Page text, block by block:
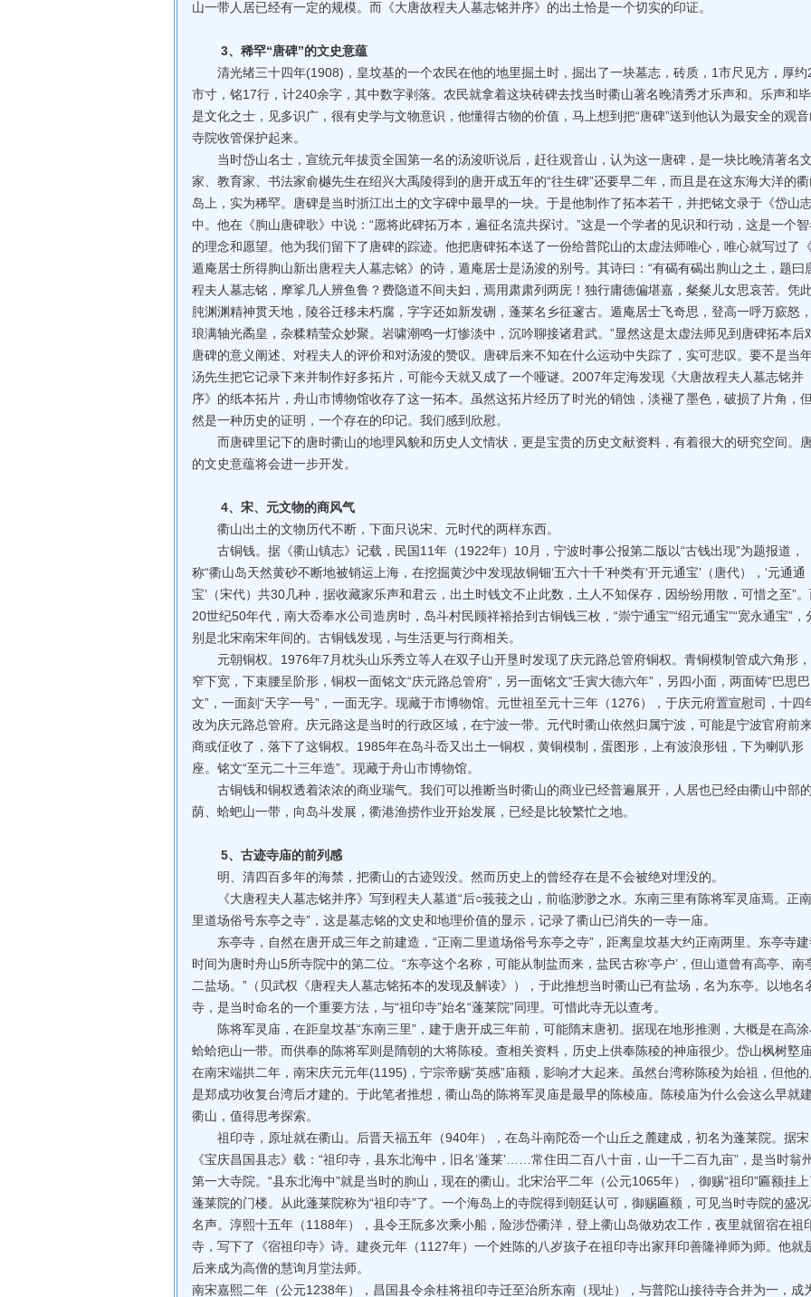
山一带人居已经有一定的规模。而《大唐故程夫人墓志铭并序》的出土恰是一个切实的印证。
3、稀罕“唐碑”的文史意蕴
清光绪三十四年(1908)，皇坟基的一个农民在他的地里掘土时，掘出了一块墓志，砖质，1市尺见方，厚约
市寸，铭17行，计240余字，其中数字剥落。农民就拿着这块砖碑去找当时衢山著名晚清秀才乐声和。乐声和
是文化之士，见多识广，很有史学与文物意识，他懂得古物的价值，马上想到把“唐碑”送到他认为最安全的观音
寺院收管保护起来。
当时岱山名士，宣统元年拔贡全国第一名的汤浚听说后，赶往观音山，认为这一唐碑，是一块比晚清著名
家、教育家、书法家俞樾先生在绍兴大禹陵得到的唐开成五年的“往生碑”还要早二年，而且是在这东海大洋的衢
岛上，实为稀罕。唐碑是当时浙江出土的文字碑中最早的一块。于是他制作了拓本若干，并把铭文录于《岱山志
中。他在《朐山唐碑歌》中说：“愿将此碑拓万本，遍征名流共探讨。”这是一个学者的见识和行动，这是一个
的理念和愿望。他为我们留下了唐碑的踪迹。他把唐碑拓本送了一份给普陀山的太虚法师唯心，唯心就写过了
遁庵居士所得朐山新出唐程夫人墓志铭》的诗，遁庵居士是汤浚的别号。其诗曰：“有碣有碣出朐山之土，题曰
程夫人墓志铭，摩挲几人辨鱼鲁？费隐道不间夫妇，焉用肃肃列两庑！独行庸德偏堪嘉，粲粲儿女思哀苦。凭
肫渊渊精神贯天地，陵谷迁移未朽腐，字字还如新发硎，蓬莱名乡征邃古。遁庵居士飞奇思，登高一呼万窾怒
琅满轴光矞皇，杂糅精莹众妙聚。岩啸潮鸣一灯惨淡中，沉吟聊接诸君武。”显然这是太虚法师见到唐碑拓本后
唐碑的意义阐述、对程夫人的评价和对汤浚的赞叹。唐碑后来不知在什么运动中失踪了，实可悲叹。要不是当
汤先生把它记录下来并制作好多拓片，可能今天就又成了一个哑谜。2007年定海发现《大唐故程夫人墓志铭并
序》的纸本拓片，舟山市博物馆收存了这一拓本。虽然这拓片经历了时光的销蚀，淡褪了墨色，破损了片角，
然是一种历史的证明，一个存在的印记。我们感到欣慰。
而唐碑里记下的唐时衢山的地理风貌和历史人文情状，更是宝贵的历史文献资料，有着很大的研究空间。
的文史意蕴将会进一步开发。
4、宋、元文物的商风气
衢山出土的文物历代不断，下面只说宋、元时代的两样东西。
古铜钱。据《衢山镇志》记载，民国11年（1922年）10月，宁波时事公报第二版以“古钱出现”为题报道，
称“衢山岛天然黄砂不断地被销运上海，在挖掘黄沙中发现故铜钿‘五六十千’种类有‘开元通宝’（唐代），‘元通通
宝’（宋代）共30几种，据收藏家乐声和君云，出土时钱文不止此数，土人不知保存，因纷纷用散，可惜之至”
20世纪50年代，南大岙奉水公司造房时，岛斗村民顾祥裕拾到古铜钱三枚，“崇宁通宝”“绍元通宝”“宽永通宝”，
别是北宋南宋年间的。古铜钱发现，与生活更与行商相关。
元朝铜权。1976年7月枕头山乐秀立等人在双子山开垦时发现了庆元路总管府铜权。青铜模制管成六角形
窄下宽，下束腰呈阶形，铜权一面铭文“庆元路总管府”，另一面铭文“壬寅大德六年”，另四小面，两面铸“巴思巴
文”，一面刻“天字一号”，一面无字。现藏于市博物馆。元世祖至元十三年（1276），于庆元府置宣慰司，十四
改为庆元路总管府。庆元路这是当时的行政区域，在宁波一带。元代时衢山依然归属宁波，可能是宁波官府前
商或佂收了，落下了这铜权。1985年在岛斗岙又出土一铜权，黄铜模制，蛋图形，上有波浪形钮，下为喇叭形
座。铭文“至元二十三年造”。现藏于舟山市博物馆。
古铜钱和铜权透着浓浓的商业瑞气。我们可以推断当时衢山的商业已经普遍展开，人居也已经由衢山中部
荫、蛤蚆山一带，向岛斗发展，衢港渔捞作业开始发展，已经是比较繁忙之地。
5、古迹寺庙的前列感
明、清四百多年的海禁，把衢山的古迹毁没。然而历史上的曾经存在是不会被绝对埋没的。
《大唐程夫人墓志铭并序》写到程夫人墓道“后○莪莪之山，前临渺渺之水。东南三里有陈将军灵庙焉。正
里道场俗号东亭之寺”，这是墓志铭的文史和地理价值的显示，记录了衢山已消失的一寺一庙。
东亭寺，自然在唐开成三年之前建造，“正南二里道场俗号东亭之寺”，距离皇坟基大约正南两里。东亭寺
时间为唐时舟山5所寺院中的第二位。“东亭这个名称，可能从制盐而来，盐民古称‘亭户’，但山道曾有高亭、南
二盐场。”（贝武权《唐程夫人墓志铭拓本的发现及解读》），于此推想当时衢山已有盐场，名为东亭。以地名
寺，是当时命名的一个重要方法，与“祖印寺”始名“蓬莱院”同理。可惜此寺无以查考。
陈将军灵庙，在距皇坟基“东南三里”，建于唐开成三年前，可能隋末唐初。据现在地形推测，大概是在高
蛤蛤疤山一带。而供奉的陈将军则是隋朝的大将陈稜。查相关资料，历史上供奉陈稜的神庙很少。岱山枫树墪
在南宋端拱二年，南宋庆元元年(1195)，宁宗帝赐“英感”庙额，影响才大起来。虽然台湾称陈稜为始祖，但他
是郑成功收复台湾后才建的。于此笔者推想，衢山岛的陈将军灵庙是最早的陈棱庙。陈稜庙为什么会这么早就
衢山，值得思考探索。
祖印寺，原址就在衢山。后晋天福五年（940年），在岛斗南陀岙一个山丘之麓建成，初名为蓬莱院。据宋
《宝庆昌国县志》载：“祖印寺，县东北海中，旧名‘蓬莱’……常住田二百八十亩，山一千二百九亩”，是当时翁州
第一大寺院。“县东北海中”就是当时的朐山，现在的衢山。北宋治平二年（公元1065年），御赐“祖印”匾额挂上
蓬莱院的门楼。从此蓬莱院称为“祖印寺”了。一个海岛上的寺院得到朝廷认可，御赐匾额，可见当时寺院的盛况
名声。淳熙十五年（1188年），县令王阮多次乘小船，险涉岱衢洋，登上衢山岛做劝农工作，夜里就留宿在祖
寺，写下了《宿祖印寺》诗。建炎元年（1127年）一个姓陈的八岁孩子在祖印寺出家拜印善隆禅师为师。他就
后来成为高僧的慧询月堂法师。
南宋嘉熙二年（公元1238年），昌国县令余桂将祖印寺迁至治所东南（现址），与普陀山接待寺合并为一，成